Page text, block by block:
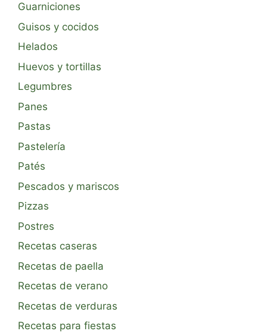
Guarniciones
Guisos y cocidos
Helados
Huevos y tortillas
Legumbres
Panes
Pastas
Pastelería
Patés
Pescados y mariscos
Pizzas
Postres
Recetas caseras
Recetas de paella
Recetas de verano
Recetas de verduras
Recetas para fiestas